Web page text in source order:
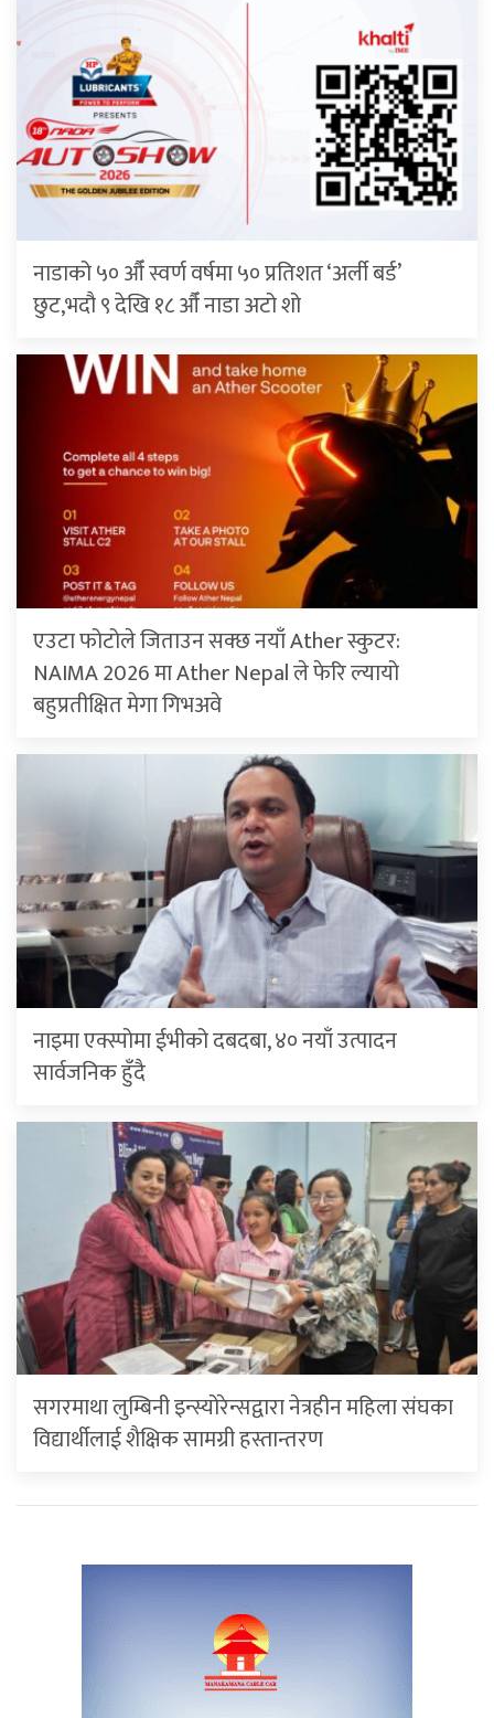
नाडाको ५० औँ स्वर्ण वर्षमा ५० प्रतिशत ‘अर्ली बर्ड’
छुट,भदौ ९ देखि १८ औँ नाडा अटो शो
एउटा फोटोले जिताउन सक्छ नयाँ Ather स्कुटर:
NAIMA 2026 मा Ather Nepal ले फेरि ल्यायो
बहुप्रतीक्षित मेगा गिभअवे
नाइमा एक्स्पोमा ईभीको दबदबा, ४० नयाँ उत्पादन
सार्वजनिक हुँदै
सगरमाथा लुम्बिनी इन्स्योरेन्सद्वारा नेत्रहीन महिला संघका
विद्यार्थीलाई शैक्षिक सामग्री हस्तान्तरण